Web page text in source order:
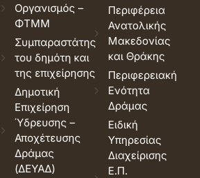
Οργανισμός –
ΦΤΜΜ
Συμπαραστάτης
του δημότη και
της επιχείρησης
Δημοτική
Επιχείρηση
Ύδρευσης –
Αποχέτευσης
Δράμας
(ΔΕΥΑΔ)
Περιφέρεια
Ανατολικής
Μακεδονίας
και Θράκης
Περιφερειακή
Ενότητα
Δράμας
Ειδική
Υπηρεσίας
Διαχείρισης
Ε.Π.